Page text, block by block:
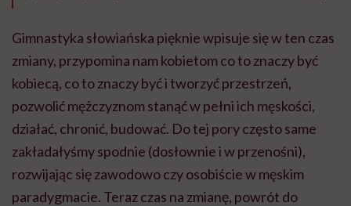
Gimnastyka słowiańska pięknie wpisuje się w ten czas
zmiany, przypomina nam kobietom co to znaczy być
kobiecą, co to znaczy być i tworzyć przestrzeń,
pozwolić mężczyznom stanąć w pełni ich męskości,
działać, chronić, budować. Do tej pory często same
zakładałyśmy spodnie (dosłownie i w przenośni),
rozwijając się zawodowo czy osobiście w męskim
paradygmacie. Teraz czas na zmianę, powrót do